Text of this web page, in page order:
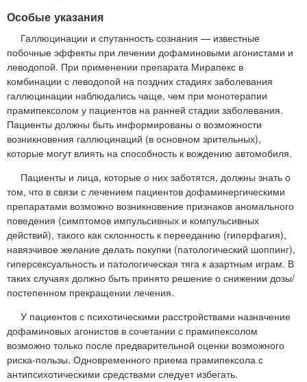
Особые указания
Галлюцинации и спутанность сознания — известные
побочные эффекты при лечении дофаминовыми агонистами и
леводопой. При применении препарата Мирапекс в
комбинации с леводопой на поздних стадиях заболевания
галлюцинации наблюдались чаще, чем при монотерапии
прамипексолом у пациентов на ранней стадии заболевания.
Пациенты должны быть информированы о возможности
возникновения галлюцинаций (в основном зрительных),
которые могут влиять на способность к вождению автомобиля.
Пациенты и лица, которые о них заботятся, должны знать о
том, что в связи с лечением пациентов дофаминергическими
препаратами возможно возникновение признаков аномального
поведения (симптомов импульсивных и компульсивных
действий), такого как склонность к перееданию (гиперфагия),
навязчивое желание делать покупки (патологический шоппинг),
гиперсексуальность и патологическая тяга к азартным играм. В
таких случаях должно быть принято решение о снижении дозы/
постепенном прекращении лечения.
У пациентов с психотическими расстройствами назначение
дофаминовых агонистов в сочетании с прамипексолом
возможно только после предварительной оценки возможного
риска-пользы. Одновременного приема прамипексола с
антипсихотическими средствами следует избегать.